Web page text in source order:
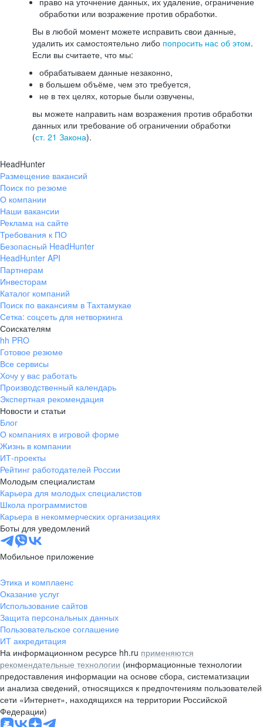
обработки или возражение против обработки.
Вы в любой момент можете исправить свои данные,
удалить их самостоятельно либо попросить нас об этом.
Если вы считаете, что мы:
обрабатываем данные незаконно,
в большем объёме, чем это требуется,
не в тех целях, которые были озвучены,
вы можете направить нам возражения против обработки
данных или требование об ограничении обработки
(ст. 21 Закона).
HeadHunter
Размещение вакансий
Поиск по резюме
О компании
Наши вакансии
Реклама на сайте
Требования к ПО
Безопасный HeadHunter
HeadHunter API
Партнерам
Инвесторам
Каталог компаний
Поиск по вакансиям в Тахтамукае
Сетка: соцсеть для нетворкинга
Соискателям
hh PRO
Готовое резюме
Все сервисы
Хочу у вас работать
Производственный календарь
Экспертная рекомендация
Новости и статьи
Блог
О компаниях в игровой форме
Жизнь в компании
ИТ-проекты
Рейтинг работодателей России
Молодым специалистам
Карьера для молодых специалистов
Школа программистов
Карьера в некоммерческих организациях
Боты для уведомлений
Мобильное приложение
Этика и комплаенс
Оказание услуг
Использование сайтов
Защита персональных данных
Пользовательское соглашение
ИТ аккредитация
На информационном ресурсе hh.ru применяются
рекомендательные технологии (информационные технологии
предоставления информации на основе сбора, систематизации
и анализа сведений, относящихся к предпочтениям пользователей
сети «Интернет», находящихся на территории Российской
Федерации)